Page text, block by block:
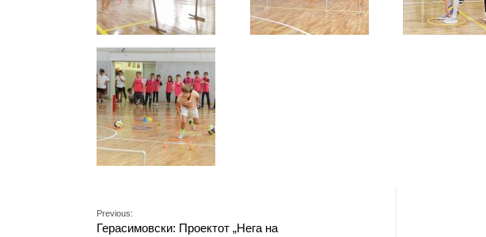
Previous:
Герасимовски: Проектот „Нега на